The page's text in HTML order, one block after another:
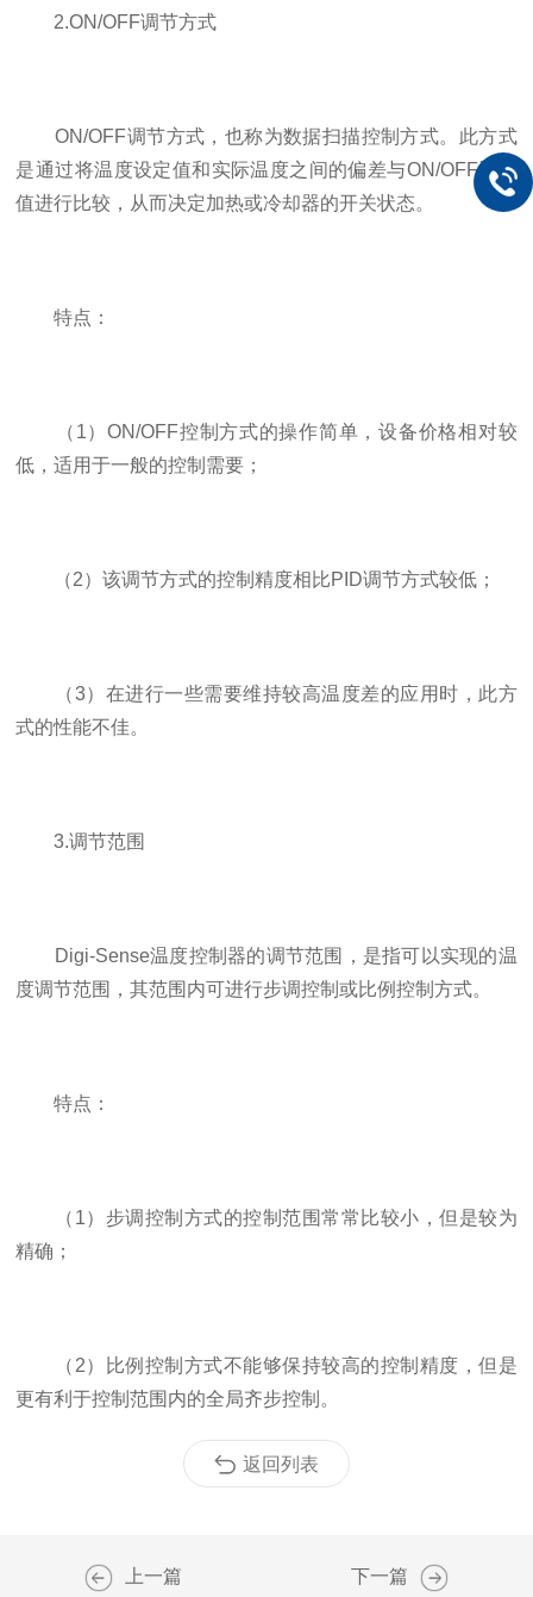
2.ON/OFF调节方式
ON/OFF调节方式，也称为数据扫描控制方式。此方式
是通过将温度设定值和实际温度之间的偏差与ON/OFF设定
值进行比较，从而决定加热或冷却器的开关状态。
特点：
（1）ON/OFF控制方式的操作简单，设备价格相对较
低，适用于一般的控制需要；
（2）该调节方式的控制精度相比PID调节方式较低；
（3）在进行一些需要维持较高温度差的应用时，此方
式的性能不佳。
3.调节范围
Digi-Sense温度控制器的调节范围，是指可以实现的温
度调节范围，其范围内可进行步调控制或比例控制方式。
特点：
（1）步调控制方式的控制范围常常比较小，但是较为
精确；
（2）比例控制方式不能够保持较高的控制精度，但是
更有利于控制范围内的全局齐步控制。
返回列表
上一篇 下一篇